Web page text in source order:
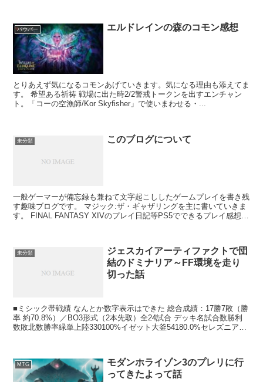
パウパー エルドレインの森のコモン感想
とりあえず気になるコモンあげていきます。気になる理由も添えてま
す。 希望ある祈祷 戦場に出た時2/2警戒トークンを出すエンチャン
ト。「コーの空漁師/Kor Skyfisher」で使いまわせる・...
未分類 このブログについて
一般ゲーマーが備忘録も兼ねて文字起こししたゲームプレイを書き残
す趣味ブログです。 マジック:ザ・ギャザリングを主に書いていきま
す。 FINAL FANTASY XIVのプレイ日記等PS5でできるプレイ感想も
未分類
ジェスカイアーティファクトで団
結のドミナリア～FF環境を走り
切った話
■ミシック帯戦績 なんとか数字表示はできた 総合成績：17勝7敗（勝
率 約70.8%）／BO3形式（2本先取）全24試合 デッキ名試合数勝利
数敗北数勝率緑単上陸330100%イゼット大釜54180.0%セレズニアカ
MTG
モダンホライゾン3のプレリに行
ってきたよって話